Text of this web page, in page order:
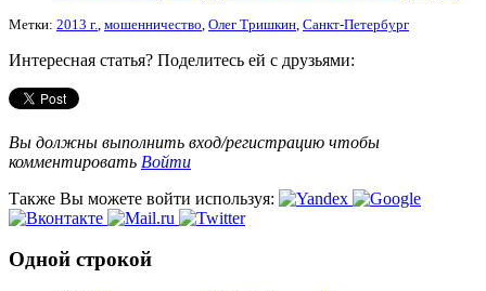
Метки: 2013 г. мошенничество Олег Тришкин Санкт-Петербург
Интересная статья? Поделитесь ей с друзьями:
Вы должны выполнить вход/регистрацию чтобы
комментировать Войти
Также Вы можете войти используя:
Одной строкой